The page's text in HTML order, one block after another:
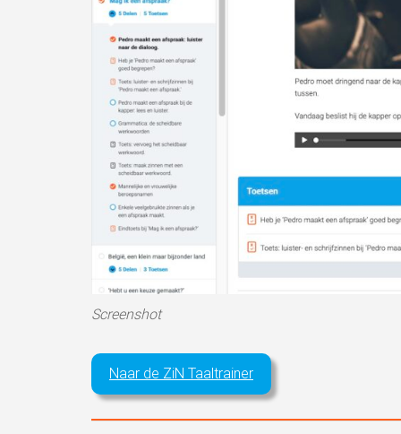
Screenshot
Naar de ZiN Taaltrainer